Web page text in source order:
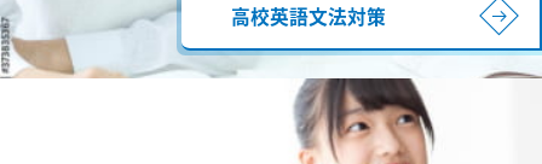
高校英語文法対策